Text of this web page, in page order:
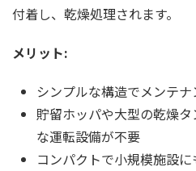
付着し、乾燥処理されます。
メリット:
シンプルな構造でメンテ
貯留ホッパや大型の乾燥
な運転設備が不要
コンパクトで小規模施設